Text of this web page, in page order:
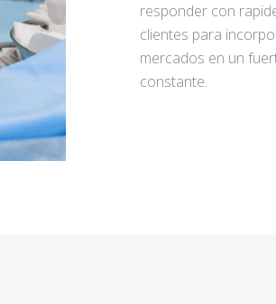
responder con
clientes para
mercados en un
constante.